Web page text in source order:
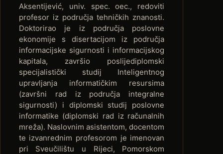
Aksentijević, univ. spec. oec., redoviti
profesor iz područja tehničkih znanosti.
Doktorirao je iz područja poslovne
ekonomije s disertacijom iz područja
informacijske sigurnosti i informacijskog
kapitala, završio poslijediplomski
specijalistički studij Inteligentnog
upravljanja informatičkim resursima
(završni rad iz područja integralne
sigurnosti) i diplomski studij poslovne
informatike (diplomski rad iz računalnih
mreža). Naslovnim asistentom, docentom
te izvanrednim profesorom je imenovan
pri Sveučilištu u Rijeci, Pomorskom